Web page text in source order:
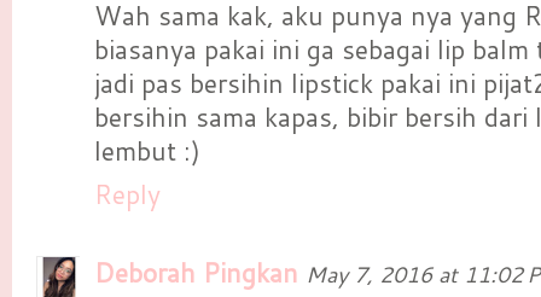
Wah sama kak, aku punya nya yang
biasanya pakai ini ga sebagai lip
jadi pas bersihin lipstick pakai ini
bersihin sama kapas, bibir bersih
lembut :)
Reply
Deborah Pingkan May 7, 2016 at 11:02